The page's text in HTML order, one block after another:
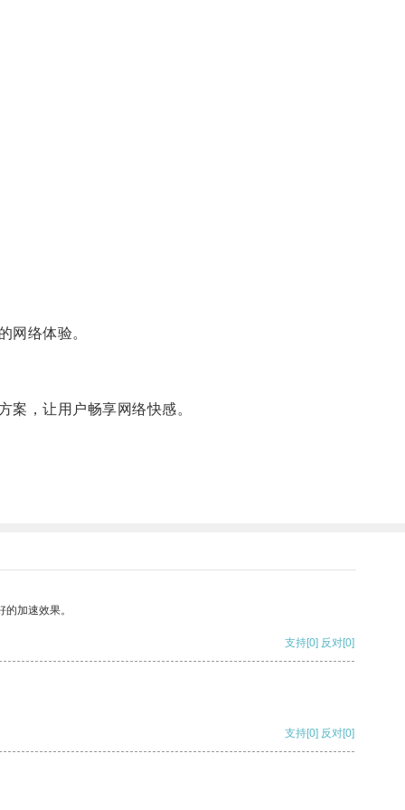
络体验。
，让用户畅享网络快感。
加速效果。
支持[0] 反对[0]
支持[0] 反对[0]